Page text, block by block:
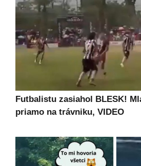
Futbalistu zasiahol BLESK!
priamo na trávniku, VIDEO